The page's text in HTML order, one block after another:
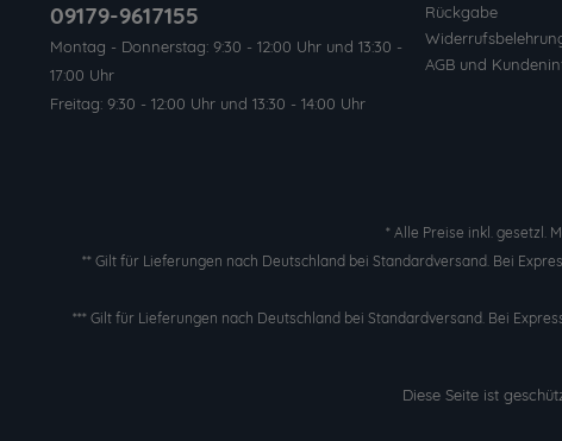
09179-9617155
Montag - Donnerstag: 9:30 - 12:00 Uhr und 13:30 -
17:00 Uhr
Freitag: 9:30 - 12:00 Uhr und 13:30 - 14:00 Uhr
Rückgabe
AGB und
* Alle Preise inkl. gesetzl.
** Gilt für Lieferungen nach Deutschland bei Standardversand. Bei
*** Gilt für Lieferungen nach Deutschland bei Standardversand. Bei
Diese Seite ist